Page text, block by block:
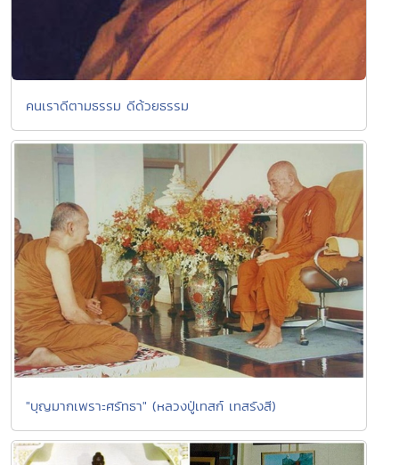
คนเราดีตามธรรม ดีด้วยธรรม
"บุญมากเพราะศรัทธา" (หลวงปู่เทสก์ เทสรังสี)